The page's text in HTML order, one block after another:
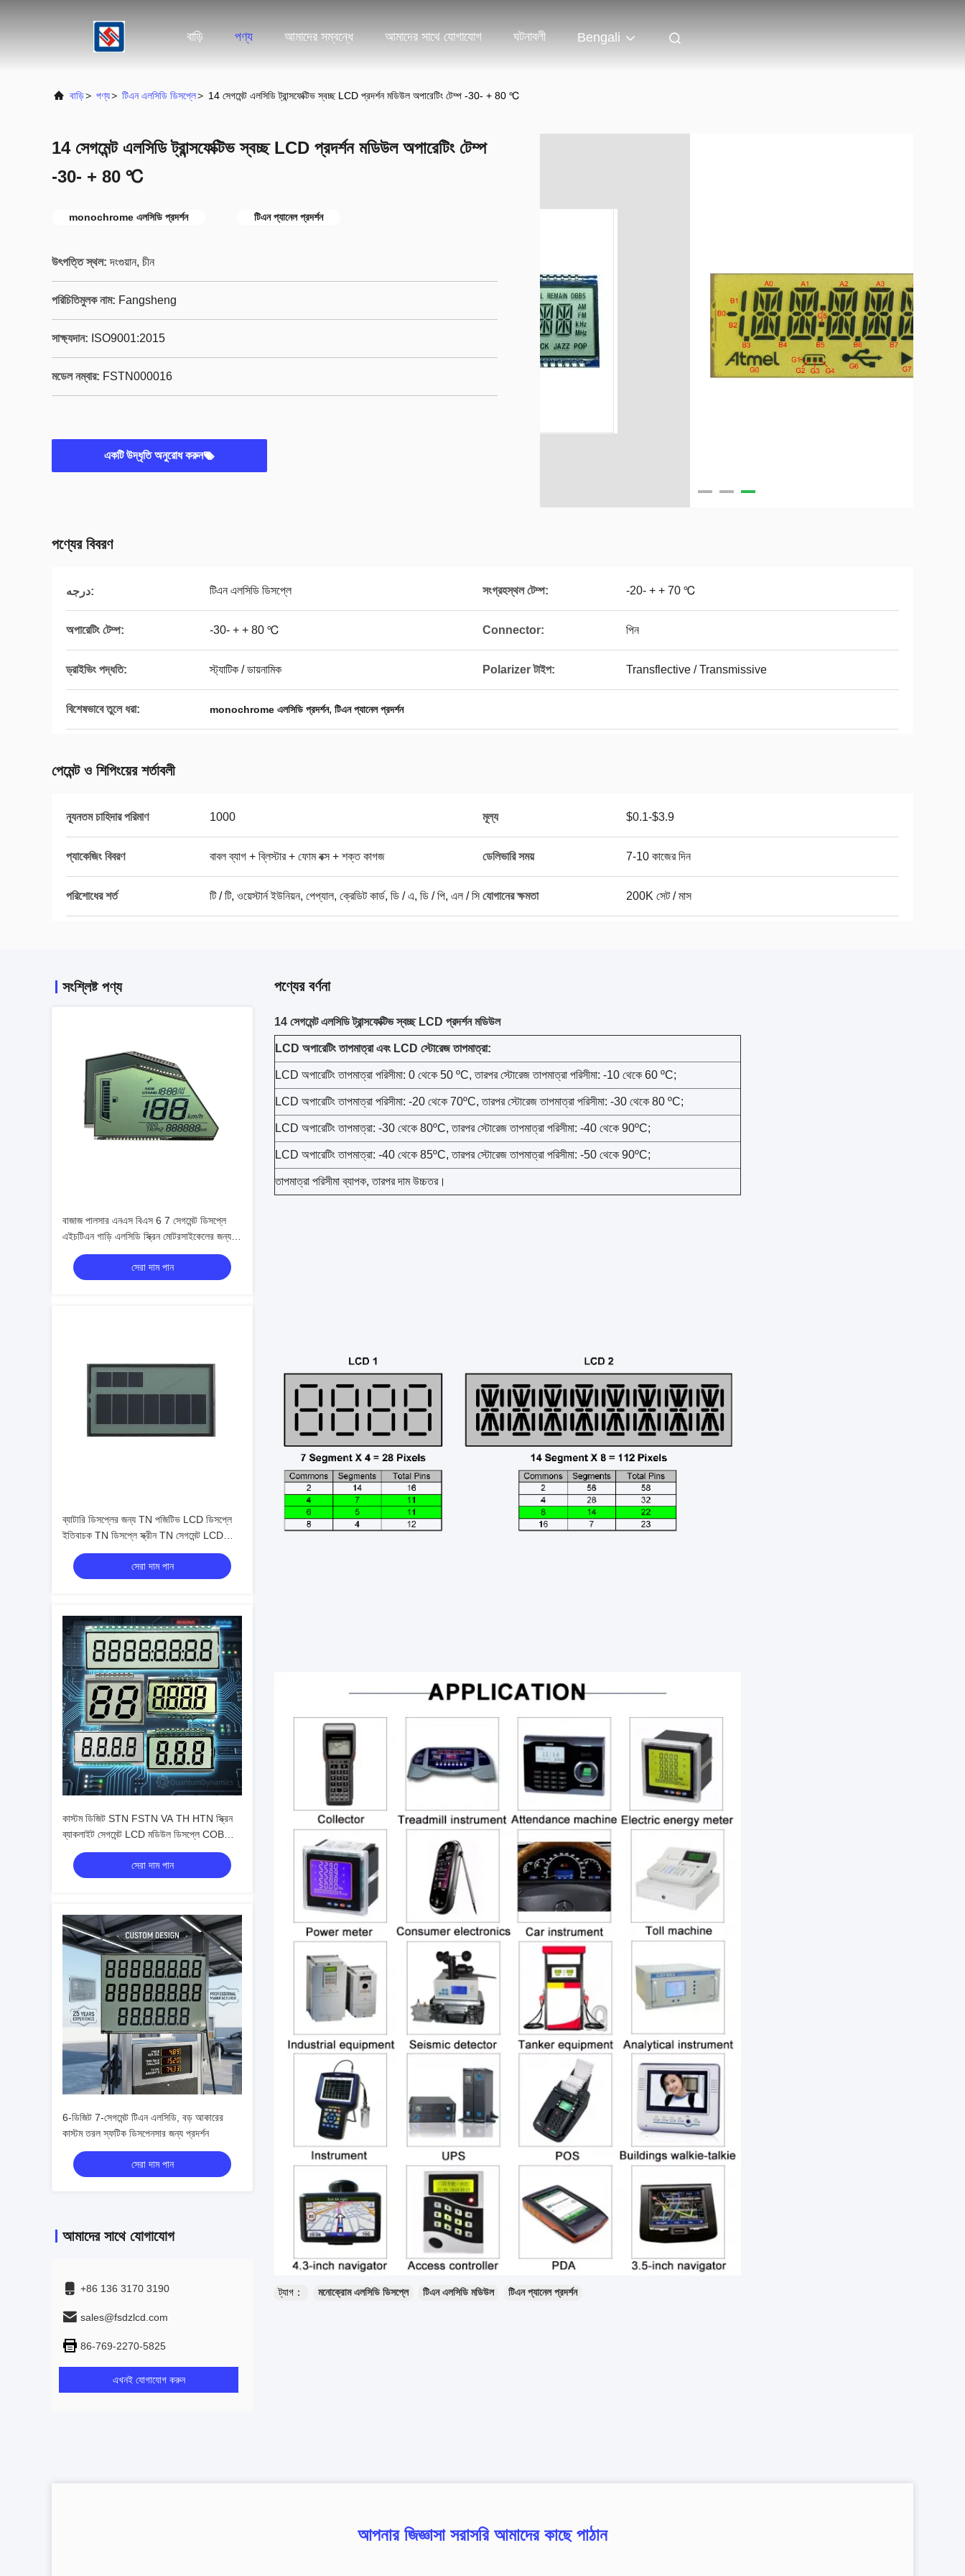
বাড়ি পণ্য আমাদের সম্বন্ধে আমাদের সাথে যোগাযোগ ঘটনাবলী Bengali
বাড়ি> পণ্য> টিএন এলসিডি ডিসপ্লে> 14 সেগমেন্ট এলসিডি ট্রান্সফেক্টিভ স্বচ্ছ LCD প্রদর্শন মডিউল অপারেটিং টেম্প -30- + 80 ℃
14 সেগমেন্ট এলসিডি ট্রান্সফেক্টিভ স্বচ্ছ LCD প্রদর্শন মডিউল অপারেটিং টেম্প
-30- + 80 ℃
monochrome এলসিডি প্রদর্শন টিএন প্যানেল প্রদর্শন
উৎপত্তি স্থল: দংগুয়ান, চীন
পরিচিতিমুলক নাম: Fangsheng
সাক্ষ্যদান: ISO9001:2015
মডেল নম্বার: FSTN000016
একটি উদ্ধৃতি অনুরোধ করুন
পণ্যের বিবরণ
درجه: টিএন এলসিডি ডিসপ্লে সংগ্রহস্থল টেম্প: -20- + + 70 ℃
অপারেটিং টেম্প: -30- + + 80 ℃ Connector: পিন
ড্রাইভিং পদ্ধতি: স্ট্যাটিক / ডায়নামিক Polarizer টাইপ: Transflective / Transmissive
বিশেষভাবে তুলে ধরা: monochrome এলসিডি প্রদর্শন, টিএন প্যানেল প্রদর্শন
পেমেন্ট ও শিপিংয়ের শর্তাবলী
ন্যূনতম চাহিদার পরিমাণ 1000 মূল্য $0.1-$3.9
প্যাকেজিং বিবরণ বাবল ব্যাগ + ব্লিস্টার + ফোম বক্স + শক্ত কাগজ ডেলিভারি সময় 7-10 কাজের দিন
পরিশোধের শর্ত টি / টি, ওয়েস্টার্ন ইউনিয়ন, পেপ্যাল, ক্রেডিট কার্ড, ডি / এ, ডি / পি, এল / সি যোগানের ক্ষমতা 200K সেট / মাস
সংশ্লিষ্ট পণ্য
বাজাজ পালসার এনএস বিএস 6 7 সেগমেন্ট ডিসপ্লে
এইচটিএন গাড়ি এলসিডি স্ক্রিন মোটরসাইকেলের জন্য
অ্যান্টি-গ্লেয়ার
সেরা দাম পান
ব্যাটারি ডিসপ্লের জন্য TN পজিটিভ LCD ডিসপ্লে
ইতিবাচক TN ডিসপ্লে স্ক্রীন TN সেগমেন্ট LCD
প্যানেল
সেরা দাম পান
কাস্টম ডিজিট STN FSTN VA TH HTN স্ক্রিন
ব্যাকলাইট সেগমেন্ট LCD মডিউল ডিসপ্লে COB
সেগমেন্ট TN LCD ডিসপ্লে মিটার এর জন্য
সেরা দাম পান
6-ডিজিট 7-সেগমেন্ট টিএন এলসিডি, বড় আকারের
কাস্টম তরল স্ফটিক ডিসপেনসার জন্য প্রদর্শন
সেরা দাম পান
আমাদের সাথে যোগাযোগ
+86 136 3170 3190
sales@fsdzlcd.com
86-769-2270-5825
এখনই যোগাযোগ করুন
পণ্যের বর্ণনা
14 সেগমেন্ট এলসিডি ট্রান্সফেক্টিভ স্বচ্ছ LCD প্রদর্শন মডিউল
LCD অপারেটিং তাপমাত্রা এবং LCD স্টোরেজ তাপমাত্রা:
LCD অপারেটিং তাপমাত্রা পরিসীমা: 0 থেকে 50 ºC, তারপর স্টোরেজ তাপমাত্রা পরিসীমা: -10 থেকে 60 ºC;
LCD অপারেটিং তাপমাত্রা পরিসীমা: -20 থেকে 70ºC, তারপর স্টোরেজ তাপমাত্রা পরিসীমা: -30 থেকে 80 ºC;
LCD অপারেটিং তাপমাত্রা: -30 থেকে 80ºC, তারপর স্টোরেজ তাপমাত্রা পরিসীমা: -40 থেকে 90ºC;
LCD অপারেটিং তাপমাত্রা: -40 থেকে 85ºC, তারপর স্টোরেজ তাপমাত্রা পরিসীমা: -50 থেকে 90ºC;
তাপমাত্রা পরিসীমা ব্যাপক, তারপর দাম উচ্চতর।
ট্যাগ： মনোক্রোম এলসিডি ডিসপ্লে টিএন এলসিডি মডিউল টিএন প্যানেল প্রদর্শন
আপনার জিজ্ঞাসা সরাসরি আমাদের কাছে পাঠান